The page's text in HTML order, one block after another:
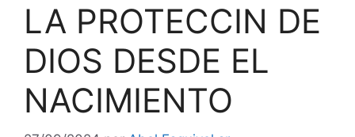
LA PROTECCIN DE
DIOS DESDE EL
NACIMIENTO